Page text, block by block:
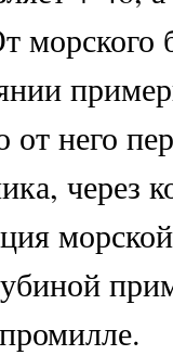
морского
от него
через